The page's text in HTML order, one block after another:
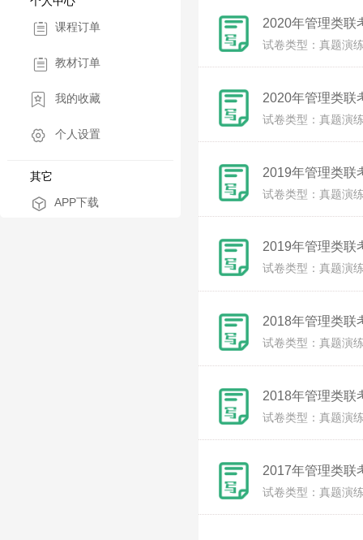
课程订单
教材订单
我的收藏
个人设置
其它
APP下载
2020年管理类联
试卷类型：真题演
2020年管理类联
试卷类型：真题演
2019年管理类联
试卷类型：真题演
2019年管理类联
试卷类型：真题演
2018年管理类联
试卷类型：真题演
2018年管理类联
试卷类型：真题演
2017年管理类联
试卷类型：真题演